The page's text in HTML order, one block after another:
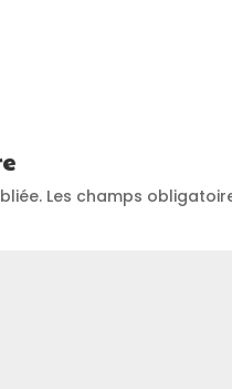
Les champs